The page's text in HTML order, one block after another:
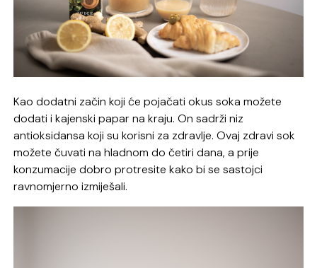
Kao dodatni začin koji će pojačati okus soka možete
dodati i kajenski papar na kraju. On sadrži niz
antioksidansa koji su korisni za zdravlje. Ovaj zdravi sok
možete čuvati na hladnom do četiri dana, a prije
konzumacije dobro protresite kako bi se sastojci
ravnomjerno izmiješali.